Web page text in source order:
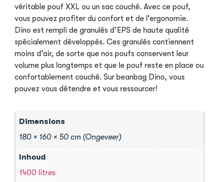
véritable pouf XXL ou un sac couché. Avec ce pouf,
vous pouvez profiter du confort et de l’ergonomie.
Dino est rempli de granulés d’EPS de haute qualité
spécialement développés. Ces granulés contiennent
moins d’air, de sorte que nos poufs conservent leur
volume plus longtemps et que le pouf reste en place ou
confortablement couché. Sur beanbag Dino, vous
pouvez vous détendre et vous ressourcer!
Dimensions
180 × 160 × 50 cm (Ongeveer)
Inhoud
1400 litres